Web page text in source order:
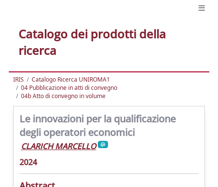
Catalogo dei prodotti della
ricerca
IRIS
Catalogo Ricerca UNIROMA1
04 Pubblicazione in atti di convegno
04b Atto di convegno in volume
Le innovazioni per la qualificazione
degli operatori economici
CLARICH MARCELLO
2024